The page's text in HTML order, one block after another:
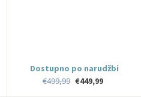
Dostupno po narudžbi
€499,99 €449,99